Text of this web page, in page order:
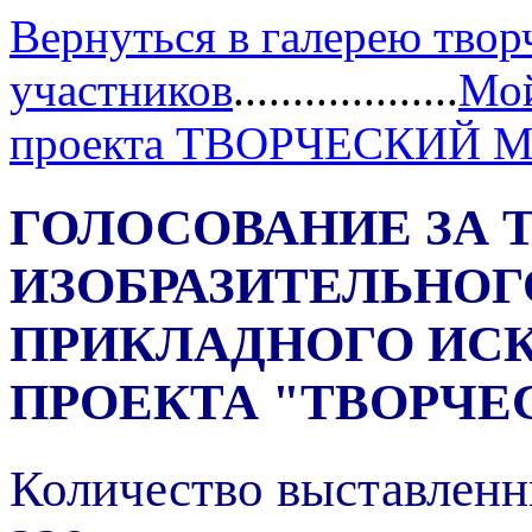
Вернуться в галерею
участников...................
проекта ТВОРЧЕСКИЙ
ГОЛОСОВАНИЕ ЗА
ПРИКЛАДНОГО
ПРОЕКТА
Количество